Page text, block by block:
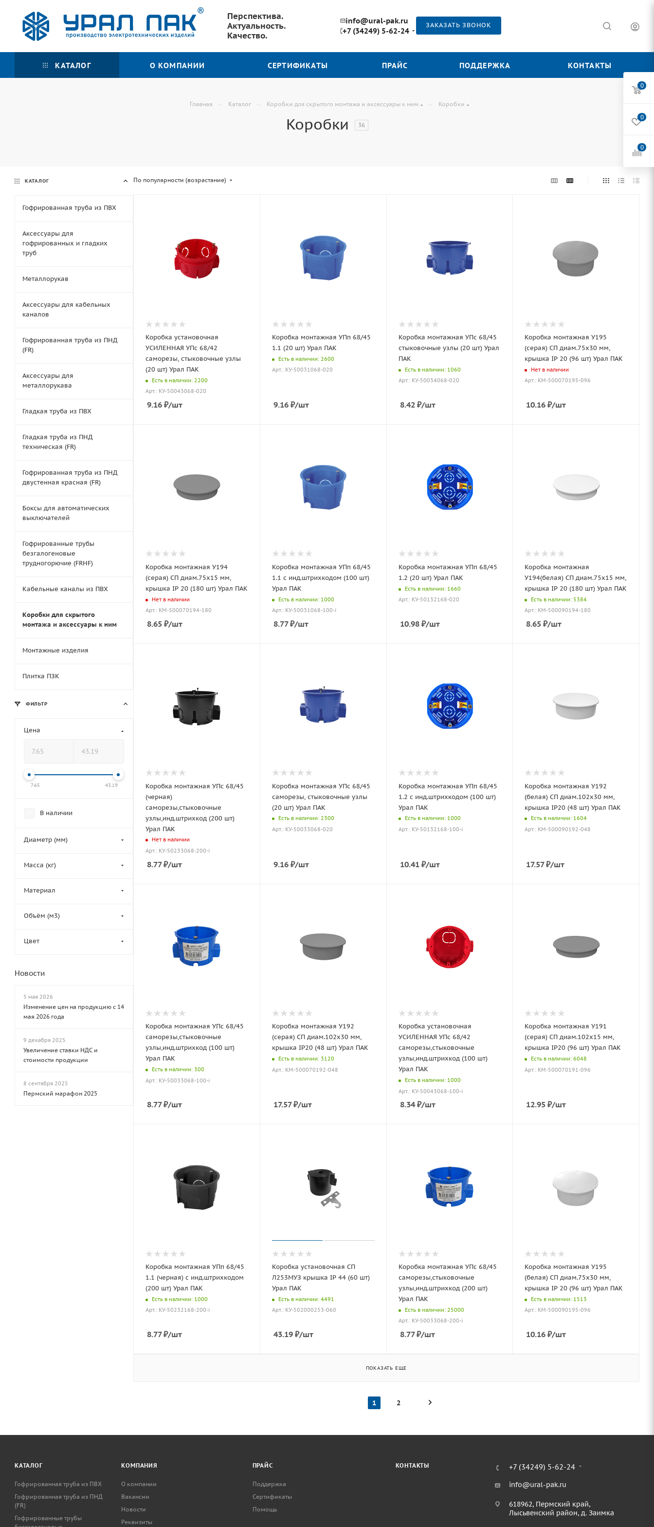
Перспектива.
Актуальность.
Качество.
info@ural-pak.ru
+7 (34249) 5-62-24
ЗАКАЗАТЬ ЗВОНОК
КАТАЛОГ О КОМПАНИИ СЕРТИФИКАТЫ ПРАЙС ПОДДЕРЖКА КОНТАКТЫ
Главная — Каталог — Коробки для скрытого монтажа и аксессуары к ним — Коробки
Коробки 36
По популярности (возрастание)
Коробка установочная
УСИЛЕННАЯ УПс 68/42
саморезы, стыковочные узлы
(20 шт) Урал ПАК
Есть в наличии: 2200
Арт.: КУ-50043068-020
9.16 ₽/шт
Коробка монтажная УПп 68/45
1.1 (20 шт) Урал ПАК
Есть в наличии: 2600
Арт.: КУ-50031068-020
9.16₽/шт
Коробка монтажная УПс 68/45
стыковочные узлы (20 шт) Урал
ПАК
Есть в наличии: 1060
Арт.: КУ-50034068-020
8.42₽/шт
Коробка монтажная У195
(серая) СП диам.75х30 мм,
крышка IP 20 (96 шт) Урал ПАК
Нет в наличии
Арт.: КМ-500070195-096
10.16 ₽/шт
Коробка монтажная У194
(серая) СП диам.75х15 мм,
крышка IP 20 (180 шт) Урал ПАК
Нет в наличии
Арт.: КМ-500070194-180
8.65 ₽/шт
Коробка монтажная УПп 68/45
1.1 с инд.штрихкодом (100 шт)
Урал ПАК
Есть в наличии: 1000
Арт.: КУ-50031068-100-i
8.77₽/шт
Коробка монтажная УПп 68/45
1.2 (20 шт) Урал ПАК
Есть в наличии: 1660
Арт.: КУ-50132168-020
10.98₽/шт
Коробка монтажная
У194(белая) СП диам.75х15 мм,
крышка IP 20 (180 шт) Урал ПАК
Есть в наличии: 5384
Арт.: КМ-500090194-180
8.65 ₽/шт
Коробка монтажная УПс 68/45
(черная)
саморезы,стыковочные
узлы,инд.штрихкод (200 шт)
Урал ПАК
Нет в наличии
Арт.: КУ-50233068-200-i
8.77₽/шт
Коробка монтажная УПс 68/45
саморезы, стыковочные узлы
(20 шт) Урал ПАК
Есть в наличии: 2300
Арт.: КУ-50033068-020
9.16₽/шт
Коробка монтажная УПп 68/45
1.2 с инд.штрихкодом (100 шт)
Урал ПАК
Есть в наличии: 1000
Арт.: КУ-50132168-100-i
10.41₽/шт
Коробка монтажная У192
(белая) СП диам.102х30 мм,
крышка IP20 (48 шт) Урал ПАК
Есть в наличии: 1604
Арт.: КМ-500090192-048
17.57₽/шт
Коробка монтажная УПс 68/45
саморезы,стыковочные
узлы,инд.штрихкод (100 шт)
Урал ПАК
Есть в наличии: 300
Арт.: КУ-50033068-100-i
8.77₽/шт
Коробка монтажная У192
(серая) СП диам.102х30 мм,
крышка IP20 (48 шт) Урал ПАК
Есть в наличии: 3120
Арт.: КМ-500070192-048
17.57₽/шт
Коробка установочная
УСИЛЕННАЯ УПс 68/42
саморезы,стыковочные
узлы,инд.штрихкод (100 шт)
Урал ПАК
Есть в наличии: 1000
Арт.: КУ-50043068-100-i
8.34₽/шт
Коробка монтажная У191
(серая) СП диам.102х15 мм,
крышка IP20 (96 шт) Урал ПАК
Есть в наличии: 6048
Арт.: КМ-500070191-096
12.95 ₽/шт
Коробка монтажная УПп 68/45
1.1 (черная) с инд.штрихкодом
(200 шт) Урал ПАК
Есть в наличии: 1000
Арт.: КУ-50232168-200-i
8.77₽/шт
Коробка установочная СП
Л253МУЗ крышка IP 44 (60 шт)
Урал ПАК
Есть в наличии: 4491
Арт.: КУ-502000253-060
43.19₽/шт
Коробка монтажная УПс 68/45
саморезы,стыковочные
узлы,инд.штрихкод (200 шт)
Урал ПАК
Есть в наличии: 25000
Арт.: КУ-50033068-200-i
8.77₽/шт
Коробка монтажная У195
(белая) СП диам.75х30 мм,
крышка IP 20 (96 шт) Урал ПАК
Есть в наличии: 1513
Арт.: КМ-500090195-096
10.16 ₽/шт
ПОКАЗАТЬ ЕЩЕ
1 2
КАТАЛОГ
Гофрированная труба из ПВХ
Аксессуары для
гофрированных и гладких
труб
Металлорукав
Аксессуары для кабельных
каналов
Гофрированная труба из ПНД
(FR)
Аксессуары для
металлорукава
Гладкая труба из ПВХ
Гладкая труба из ПНД
техническая (FR)
Гофрированная труба из ПНД
двустенная красная (FR)
Боксы для автоматических
выключателей
Гофрированные трубы
безгалогеновые
трудногорючие (FRHF)
Кабельные каналы из ПВХ
Коробки для скрытого
монтажа и аксессуары к ним
Монтажные изделия
Плитка ПЗК
ФИЛЬТР
Цена
7.65 43.19
В наличии
Диаметр (мм)
Масса (кг)
Материал
Объём (м3)
Цвет
Новости
5 мая 2026
Изменение цен на продукцию с 14
мая 2026 года
9 декабря 2025
Увеличение ставки НДС и
стоимости продукции
8 сентября 2025
Пермский марафон 2025
КАТАЛОГ
Гофрированная труба из ПВХ
Гофрированная труба из ПНД
(FR)
Гофрированные трубы
КОМПАНИЯ
О компании
Вакансии
Новости
Реквизиты
ПРАЙС
Поддержка
Сертификаты
Помощь
КОНТАКТЫ +7 (34249) 5-62-24
info@ural-pak.ru
618962, Пермский край,
Лысьвенский район, д. Заимка
0
0
0